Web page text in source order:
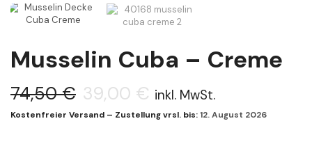
Musselin Cuba – Creme
74,50€ 39,00 € inkl. MwSt.
Kostenfreier Versand – Zustellung vrsl. bis:12. August 2026